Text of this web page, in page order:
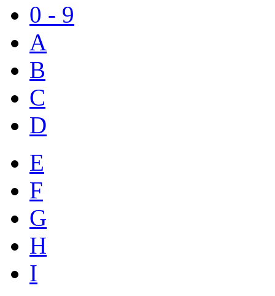
0 - 9
A
B
C
D
E
F
G
H
I